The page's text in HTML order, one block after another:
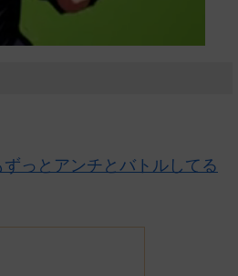
っとアンチとバトルしてる